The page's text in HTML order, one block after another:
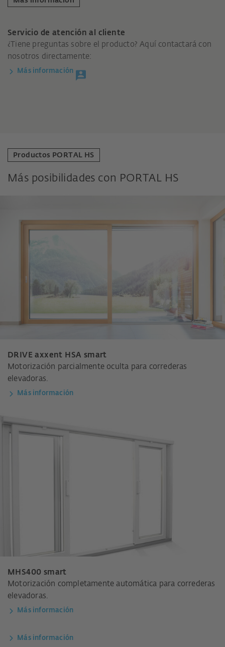
Servicio de atención al cliente
¿Tiene preguntas sobre el producto? Aquí contactará con
nosotros directamente:
Más información
Productos PORTAL HS
Más posibilidades con PORTAL HS
DRIVE axxent HSA smart
Motorización parcialmente oculta para correderas
elevadoras.
Más información
MHS400 smart
Motorización completamente automática para correderas
elevadoras.
Más información
Más información